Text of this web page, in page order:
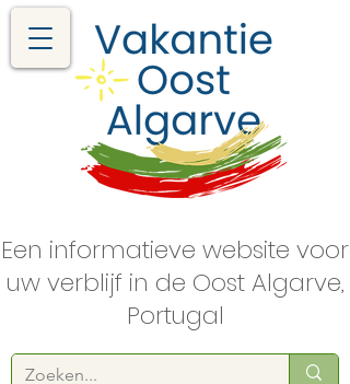
Een informatieve website voor
uw verblijf in de Oost Algarve,
Portugal